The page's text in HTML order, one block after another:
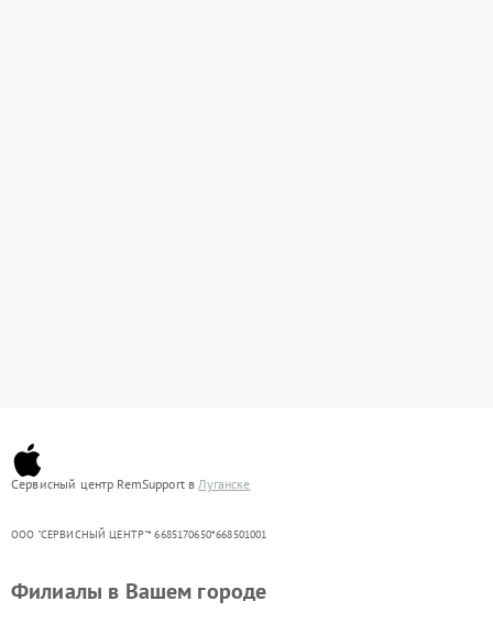
Сервисный центр RemSupport вЛуганске
ООО "СЕРВИСНЫЙ ЦЕНТР"* 6685170650*668501001
Филиалы в Вашем городе